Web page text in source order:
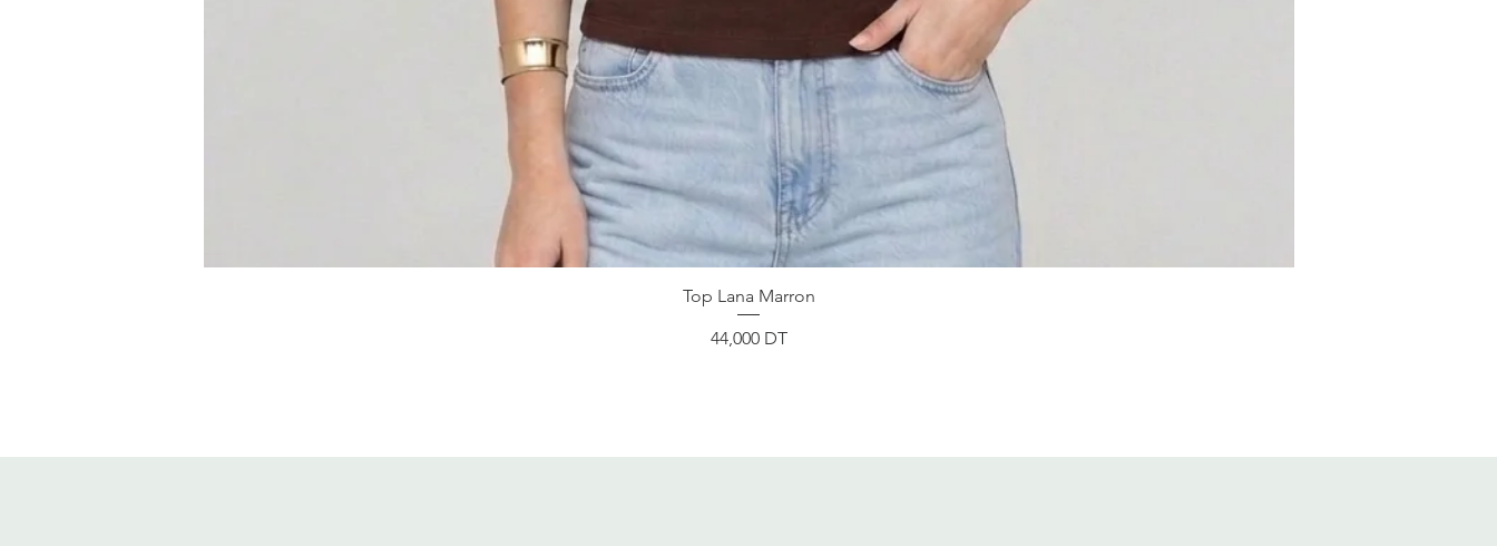
Aperçu rapide
Top Lana Marron
Prix
44,000 DT